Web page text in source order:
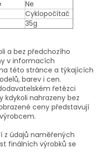
Ne
Cyklopočítač
35g
a bez předchozího
v informacích
této stránce a týkajících
barev i cen.
řetězci
nahrazeny bez
ceny představují
z údajů naměřených
finálních výrobků se